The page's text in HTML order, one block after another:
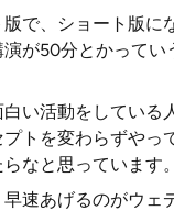
で、ショート版に
が50分とかってい
い活動をしている
トを変わらずやっ
なと思っています。
速あげるのがウェ